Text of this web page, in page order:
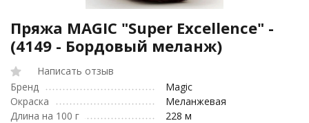
Пряжа MAGIC "Super Excellence" -
(4149 - Бордовый меланж)
Написать отзыв
Бренд
Magic
Окраска
Меланжевая
Длина на 100 г
228 м